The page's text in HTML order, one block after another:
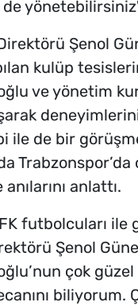
Şenol
kulüp
ve yönetim
ile de bir
anlattı.
futbolcuları
Şenol
çok
biliyorum.